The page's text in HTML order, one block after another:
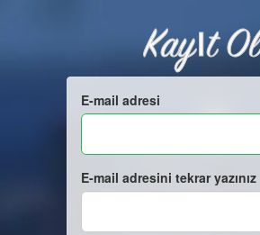
Kayıt Ol
E-mail adresi
E-mail adresini tekrar yazınız